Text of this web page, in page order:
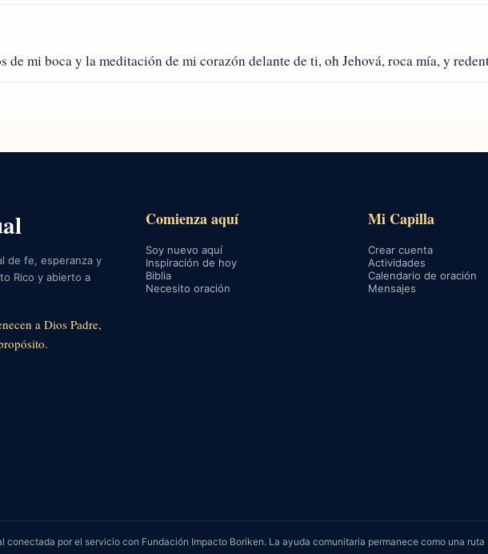
de mi boca y la meditación de mi corazón delante de ti, oh Jehová, roca mía, y
de fe, esperanza y
Rico y abierto a
a Dios Padre,
Comienza aquí
Soy nuevo aquí
Inspiración de hoy
Biblia
Necesito oración
Mi Capilla
Crear cuenta
Actividades
Calendario de oración
Mensajes
conectada por el servicio con Fundación Impacto Boriken. La ayuda comunitaria permanece como una ruta